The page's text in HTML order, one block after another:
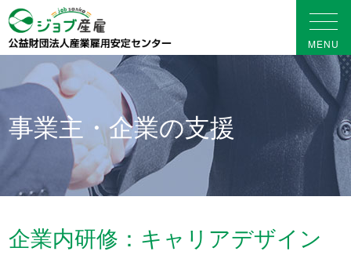
事業主・企業の支援
企業内研修：キャリアデザイン